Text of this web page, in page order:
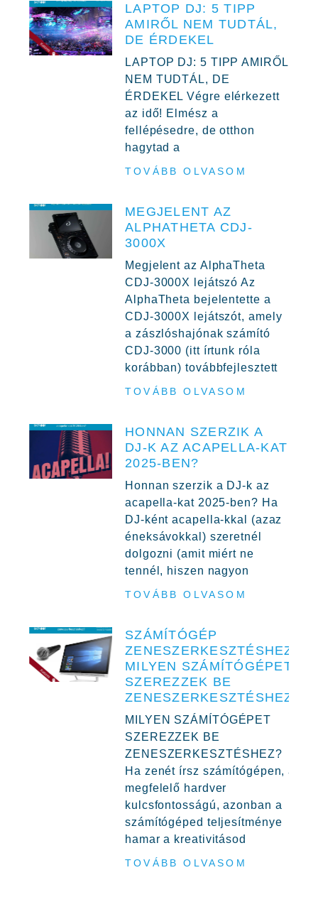
LAPTOP DJ: 5 TIPP
AMIRŐL NEM TUDTÁL,
DE ÉRDEKEL
LAPTOP DJ: 5 TIPP AMIRŐL
NEM TUDTÁL, DE
ÉRDEKEL Végre elérkezett
az idő! Elmész a
fellépésedre, de otthon
hagytad a
TOVÁBB OLVASOM
MEGJELENT AZ
ALPHATHETA CDJ-
3000X
Megjelent az AlphaTheta
CDJ-3000X lejátszó Az
AlphaTheta bejelentette a
CDJ-3000X lejátszót, amely
a zászlóshajónak számító
CDJ-3000 (itt írtunk róla
korábban) továbbfejlesztett
TOVÁBB OLVASOM
HONNAN SZERZIK A
DJ-K AZ ACAPELLA-KAT
2025-BEN?
Honnan szerzik a DJ-k az
acapella-kat 2025-ben? Ha
DJ-ként acapella-kkal (azaz
éneksávokkal) szeretnél
dolgozni (amit miért ne
tennél, hiszen nagyon
TOVÁBB OLVASOM
SZÁMÍTÓGÉP
ZENESZERKESZTÉSHEZ,
MILYEN SZÁMÍTÓGÉPET
SZEREZZEK BE
ZENESZERKESZTÉSHEZ?
MILYEN SZÁMÍTÓGÉPET
SZEREZZEK BE
ZENESZERKESZTÉSHEZ?
Ha zenét írsz számítógépen, a
megfelelő hardver
kulcsfontosságú, azonban a
számítógéped teljesítménye
hamar a kreativitásod
TOVÁBB OLVASOM